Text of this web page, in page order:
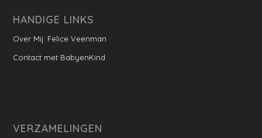
HANDIGE LINKS
Over Mij: Felice Veenman
Contact met BabyenKind
VERZAMELINGEN